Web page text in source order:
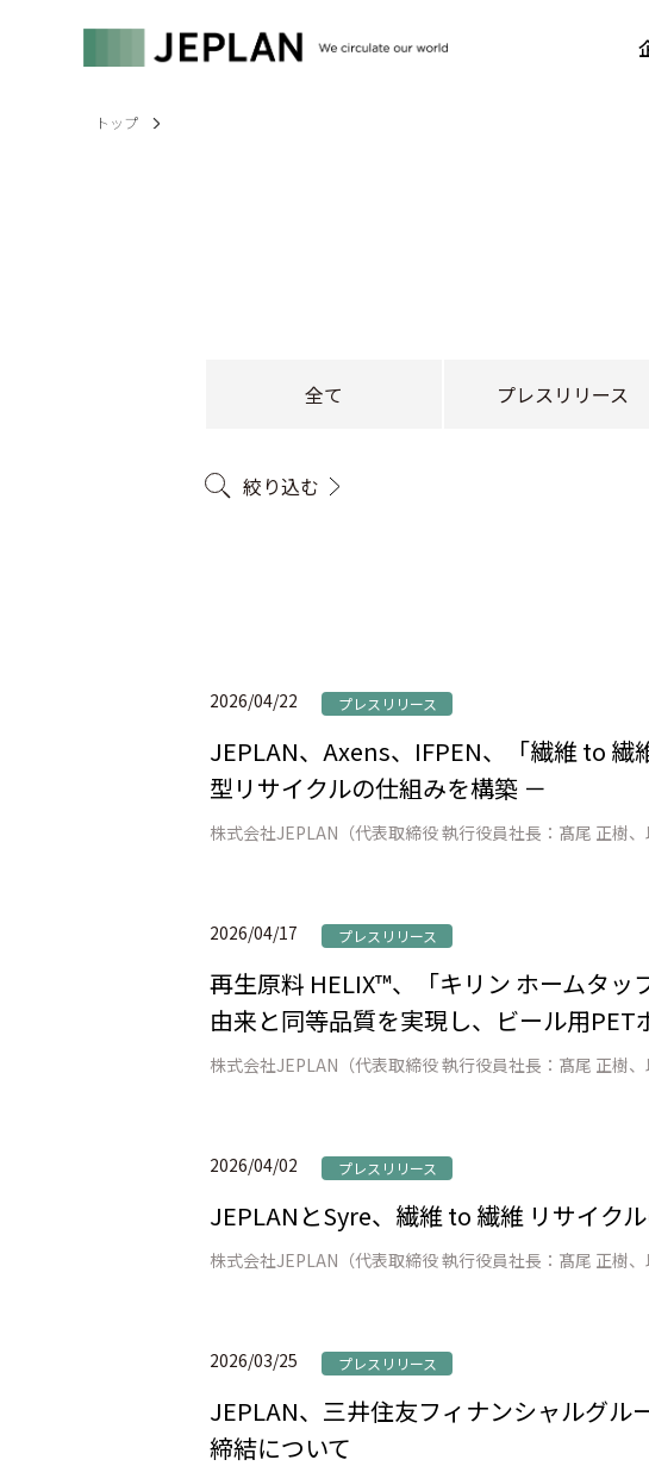
トップ
全て プレスリリース
絞り込む
2026/04/22 プレスリリース
JEPLAN、Axens、IFPEN、「繊維 to
型リサイクルの仕組みを構築 －
2026/04/17 プレスリリース
再生原料 HELIX™、「キリン ホームタ
由来と同等品質を実現し、ビール用PET
2026/04/02 プレスリリース
JEPLANとSyre、繊維 to 繊維 リサイク
2026/03/25 プレスリリース
JEPLAN、三井住友フィナンシャルグル
締結について